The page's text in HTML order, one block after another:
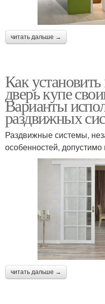
читать дальше →
Как
дверь купе
Варианты
раздвижных
Раздвижные системы,
особенностей, допустимо
читать дальше →